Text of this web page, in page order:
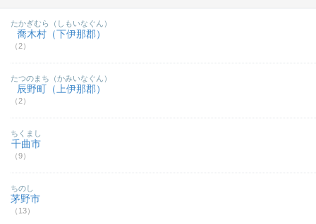
喬木村（下伊那郡）
（2）
たかぎむら（しもいなぐん）
辰野町（上伊那郡）
（2）
たつのまち（かみいなぐん）
千曲市
（9）
ちくまし
茅野市
（13）
ちのし